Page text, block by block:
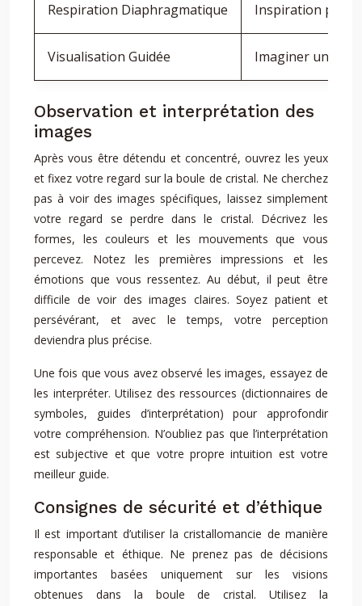
Respiration Diaphragmatique Inspiration
Visualisation Guidée Imaginer un lieu
Observation et interprétation des
images
Après vous être détendu et concentré, ouvrez les yeux
et fixez votre regard sur la boule de cristal. Ne cherchez
pas à voir des images spécifiques, laissez simplement
votre regard se perdre dans le cristal. Décrivez les
formes, les couleurs et les mouvements que vous
percevez. Notez les premières impressions et les
émotions que vous ressentez. Au début, il peut être
difficile de voir des images claires. Soyez patient et
persévérant, et avec le temps, votre perception
deviendra plus précise.
Une fois que vous avez observé les images, essayez de
les interpréter. Utilisez des ressources (dictionnaires de
symboles, guides d’interprétation) pour approfondir
votre compréhension. N’oubliez pas que l’interprétation
est subjective et que votre propre intuition est votre
meilleur guide.
Consignes de sécurité et d’éthique
Il est important d’utiliser la cristallomancie de manière
responsable et éthique. Ne prenez pas de décisions
importantes basées uniquement sur les visions
obtenues dans la boule de cristal. Utilisez la